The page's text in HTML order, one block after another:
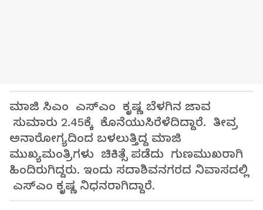
ಮಾಜಿ ಸಿಎಂ ಎಸ್ಎಂ ಕೃಷ್ಣ ಬೆಳಗಿನ ಜಾವ
ಸುಮಾರು 2.45ಕ್ಕೆ ಕೊನೆಯುಸಿರೆಳೆದಿದ್ದಾರೆ. ತೀವ್ರ
ಅನಾರೋಗ್ಯದಿಂದ ಬಳಲುತ್ತಿದ್ದ ಮಾಜಿ
ಮುಖ್ಯಮಂತ್ರಿಗಳು ಚಿಕಿತ್ಸೆ ಪಡೆದು ಗುಣಮುಖರಾಗಿ
ಹಿಂದಿರುಗಿದ್ದರು. ಇಂದು ಸದಾಶಿವನಗರದ ನಿವಾಸದಲ್ಲಿ
ಎಸ್ಎಂ ಕೃಷ್ಣ ನಿಧನರಾಗಿದ್ದಾರೆ.